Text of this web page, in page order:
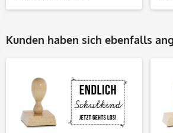
Kunden haben sich ebenfalls